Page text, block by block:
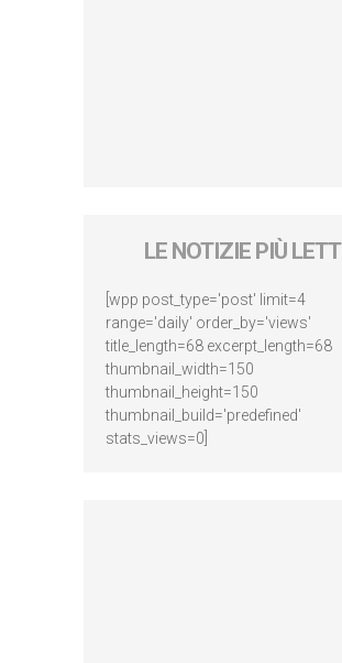
LE NOTIZIE PIÙ
[wpp post_type='post' limit=4
range='daily' order_by='views'
title_length=68 excerpt_length=68
thumbnail_width=150
thumbnail_height=150
thumbnail_build='predefined'
stats_views=0]